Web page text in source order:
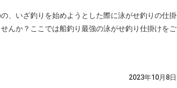
、いざ釣りを始めようとした際に泳がせ釣りの仕掛
んか？ここでは船釣り最強の泳がせ釣り仕掛けをご
2023年10月8日